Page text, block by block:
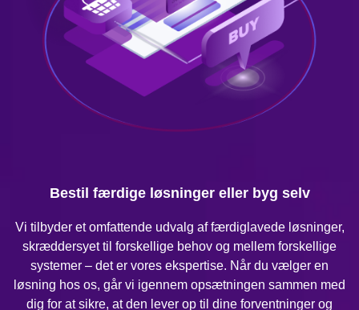
Bestil færdige løsninger eller byg selv
Vi tilbyder et omfattende udvalg af færdiglavede løsninger,
skræddersyet til forskellige behov og mellem forskellige
systemer – det er vores ekspertise. Når du vælger en
løsning hos os, går vi igennem opsætningen sammen med
dig for at sikre, at den lever op til dine forventninger og